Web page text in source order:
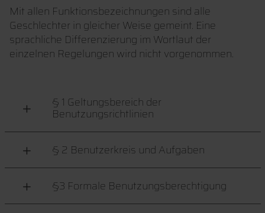
Mit allen Funktionsbezeichnungen sind alle
Geschlechter in gleicher Weise gemeint. Eine
sprachliche Differenzierung im Wortlaut der
einzelnen Regelungen wird nicht vorgenommen.
§ 1 Geltungsbereich der
Benutzungsrichtlinien
§ 2 Benutzerkreis und Aufgaben
§3 Formale Benutzungsberechtigung